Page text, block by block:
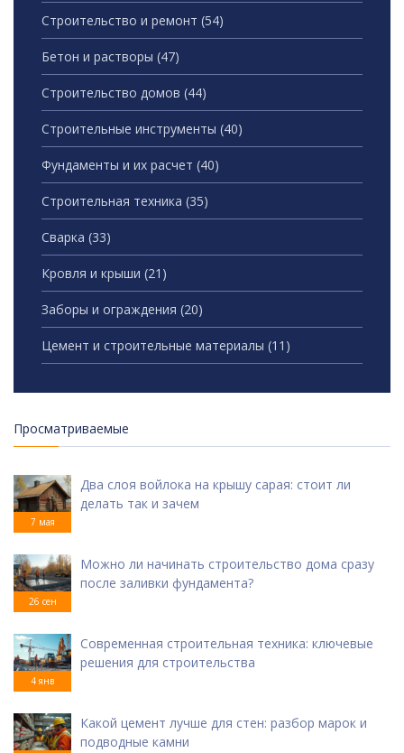
Строительство и ремонт (54)
Бетон и растворы (47)
Строительство домов (44)
Строительные инструменты (40)
Фундаменты и их расчет (40)
Строительная техника (35)
Сварка (33)
Кровля и крыши (21)
Заборы и ограждения (20)
Цемент и строительные материалы (11)
Просматриваемые
7 мая
Два слоя войлока на крышу сарая: стоит ли
делать так и зачем
26 сен
Можно ли начинать строительство дома сразу
после заливки фундамента?
4 янв
Современная строительная техника: ключевые
решения для строительства
Какой цемент лучше для стен: разбор марок и
подводные камни